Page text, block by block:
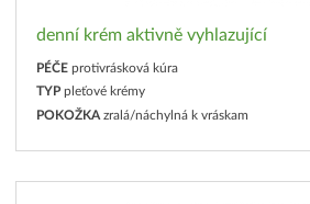
denní krém aktivně vyhlazující
PÉČE protivrásková kúra
TYP pleťové krémy
POKOŽKA zralá/náchylná k vráskam